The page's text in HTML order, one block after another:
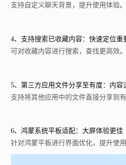
支持自定义聊天背景，提升使用体验。
4、支持搜索已收藏内容：快速定位重
可对收藏内容进行搜索，查找更高效。
5、第三方应用文件分享至有度：内容
支持将其他应用中的文件直接分享到有
6、鸿蒙系统平板适配：大屏体验更佳
针对鸿蒙平板进行界面优化，提升使用